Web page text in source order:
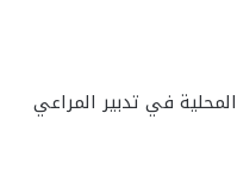
في تدبير المراعي